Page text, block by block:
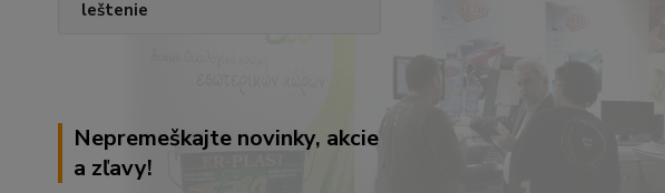
leštenie
Nepremeškajte novinky, akcie
a zľavy!